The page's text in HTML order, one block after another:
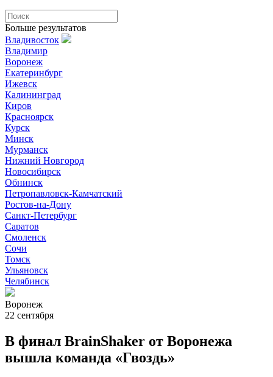
Больше результатов
Владивосток
Владимир
Воронеж
Екатеринбург
Ижевск
Калининград
Киров
Красноярск
Курск
Минск
Мурманск
Нижний Новгород
Новосибирск
Обнинск
Петропавловск-Камчатский
Ростов-на-Дону
Санкт-Петербург
Саратов
Смоленск
Сочи
Томск
Ульяновск
Челябинск
Воронеж
22 сентября
В финал BrainShaker от Воронежа
вышла команда «Гвоздь»